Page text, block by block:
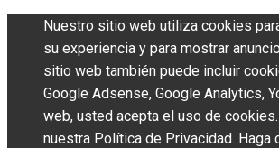
Nuestro sitio web utiliza cookies
su experiencia y para mostrar
sitio web también puede incluir
Google Adsense, Google Analytics,
web, usted acepta el uso de
nuestra Política de Privacidad. Haga